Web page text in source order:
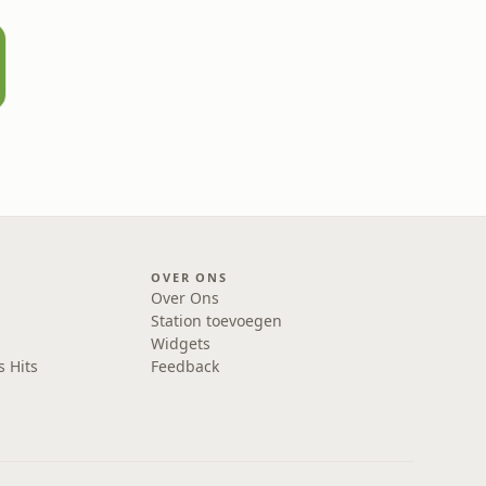
Hits
OVER ONS
Over Ons
Station toevoegen
Widgets
Feedback